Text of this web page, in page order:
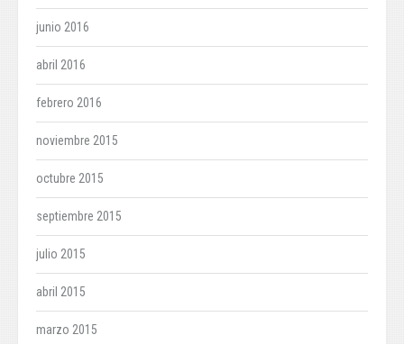
junio 2016
abril 2016
febrero 2016
noviembre 2015
octubre 2015
septiembre 2015
julio 2015
abril 2015
marzo 2015